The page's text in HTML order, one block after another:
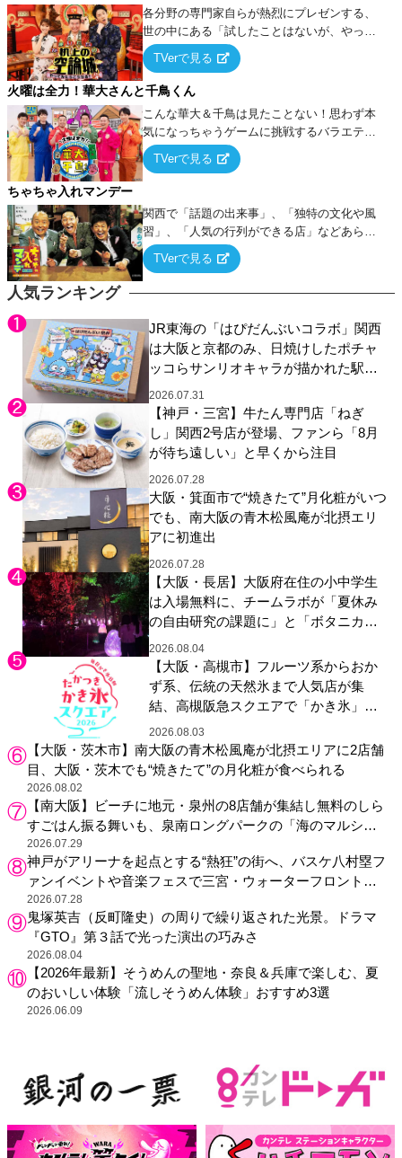
人気ランキング
JR東海の「はぴだんぶいコラボ」関西
は大阪と京都のみ、日焼けしたポチャ
ッコらサンリオキャラが描かれた駅弁
やグッズが登場
2026.07.31
【神戸・三宮】牛たん専門店「ねぎ
し」関西2号店が登場、ファンら「8月
が待ち遠しい」と早くから注目
2026.07.28
大阪・箕面市で“焼きたて”月化粧がいつ
でも、南大阪の青木松風庵が北摂エリ
アに初進出
2026.07.28
【大阪・長居】大阪府在住の小中学生
は入場無料に、チームラボが「夏休み
の自由研究の課題に」と「ボタニカル
ガーデン 大阪」へ招待
2026.08.04
【大阪・高槻市】フルーツ系からおか
ず系、伝統の天然氷まで人気店が集
結、高槻阪急スクエアで「かき氷」祭
り
2026.08.03
【大阪・茨木市】南大阪の青木松風庵が北摂エリアに2店舗
目、大阪・茨木でも“焼きたて”の月化粧が食べられる
2026.08.02
【南大阪】ビーチに地元・泉州の8店舗が集結し無料のしら
すごはん振る舞いも、泉南ロングパークの「海のマルシ
ェ」がリニューアル！
2026.07.29
神戸がアリーナを起点とする“熱狂”の街へ、バスケ八村塁フ
ァンイベントや音楽フェスで三宮・ウォーターフロントを
活性化
2026.07.28
鬼塚英吉（反町隆史）の周りで繰り返された光景。ドラマ
『GTO』第３話で光った演出の巧みさ
2026.08.04
【2026年最新】そうめんの聖地・奈良＆兵庫で楽しむ、夏
のおいしい体験「流しそうめん体験」おすすめ3選
2026.06.09
各分野の専門家自らが熱烈にプレゼンする、
世の中にある「試したことはないが、やって
みたらこうなる！…ハズ」という“机上の空
論”に若手芸人らがカラダを張って挑む！
TVerで見る
火曜は全力！華大さんと千鳥くん
こんな華大＆千鳥は見たことない！思わず本
気になっちゃうゲームに挑戦するバラエティ
ー！
TVerで見る
ちゃちゃ入れマンデー
関西で「話題の出来事」、「独特の文化や風
習」、「人気の行列ができる店」などあらゆ
るテーマについて好き放題にちゃちゃを入れ
ていく関西色を前面に押し出したトークバラ
TVerで見る